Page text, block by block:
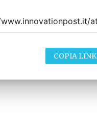
COPIA LINK